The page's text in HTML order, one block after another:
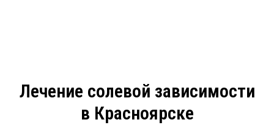
Лечение солевой зависимости
в Красноярске